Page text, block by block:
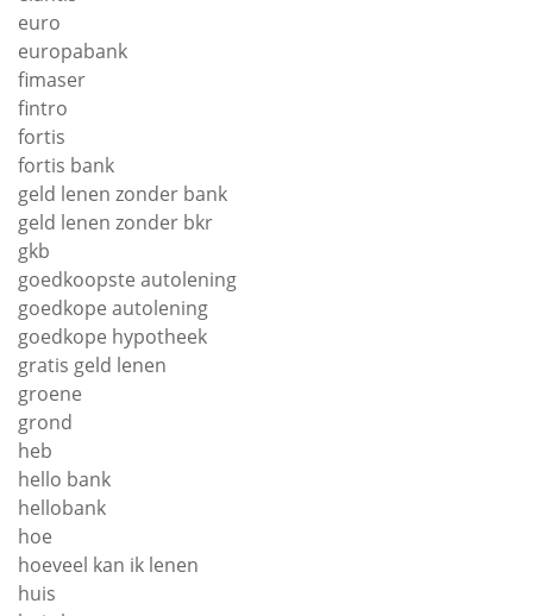
euro
europabank
fimaser
fintro
fortis
fortis bank
geld lenen zonder bank
geld lenen zonder bkr
gkb
goedkoopste autolening
goedkope autolening
goedkope hypotheek
gratis geld lenen
groene
grond
heb
hello bank
hellobank
hoe
hoeveel kan ik lenen
huis